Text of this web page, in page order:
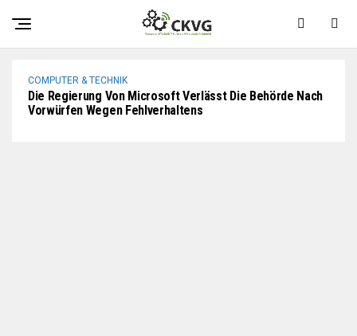
IR35-Bezogene Konsultation Zu Arbeitnehmern Mit Null
Rechten
COMPUTER & TECHNIK
Die Regierung Von Microsoft Verlässt Die Behörde Nach
Vorwürfen Wegen Fehlverhaltens